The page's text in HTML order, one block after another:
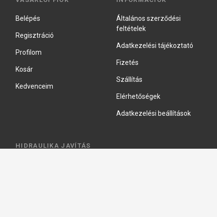
Belépés
Regisztráció
Profilom
Kosár
Kedvenceim
Általános szerződési
feltételek
Adatkezelési tájékoztató
Fizetés
Szállítás
Elérhetőségek
Adatkezelési beállítások
HIDRAULIKA JAVÍTÁS